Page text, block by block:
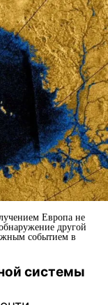
Европа не
другой
событием в
системы